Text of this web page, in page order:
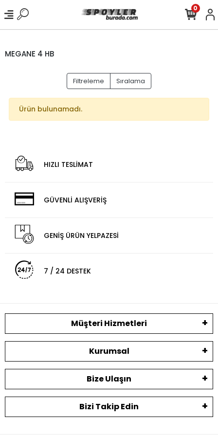
0
MEGANE 4 HB
Filtreleme Sıralama
Ürün bulunamadı.
HIZLI TESLİMAT
GÜVENLİ ALIŞVERİŞ
GENİŞ ÜRÜN YELPAZESİ
7 / 24 DESTEK
Müşteri Hizmetleri
Kurumsal
Bize Ulaşın
Bizi Takip Edin